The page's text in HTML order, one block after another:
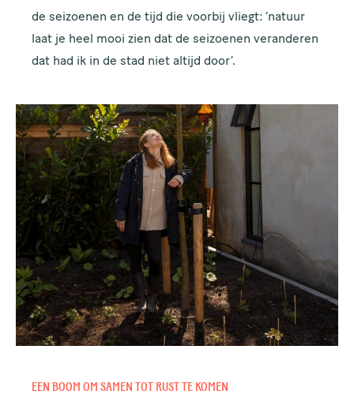
de seizoenen en de tijd die voorbij vliegt: ‘natuur
laat je heel mooi zien dat de seizoenen veranderen
dat had ik in de stad niet altijd door’.
EEN BOOM OM SAMEN TOT RUST TE KOMEN